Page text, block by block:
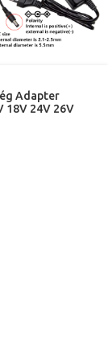
Adapter
18V 24V 26V